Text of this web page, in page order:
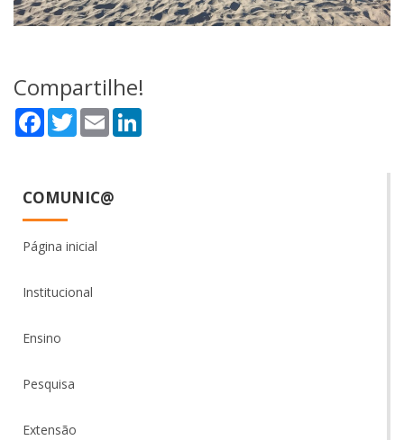
Compartilhe!
Facebook
TwitterEmail
COMUNIC@
Página inicial
Institucional
Ensino
Pesquisa
Extensão